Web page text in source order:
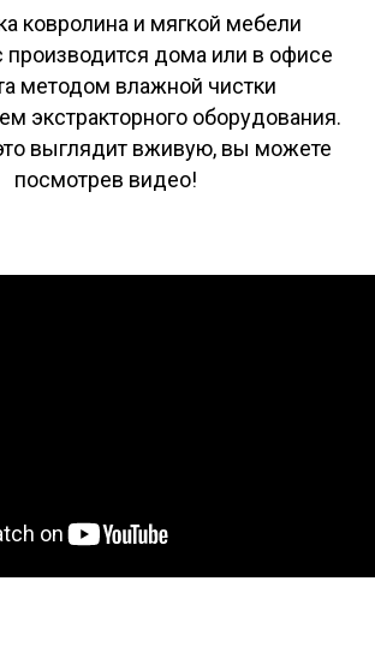
ковролина и мягкой мебели
производится дома или в офисе
методом влажной чистки
экстракторного оборудования.
выглядит вживую, вы можете
посмотрев видео!